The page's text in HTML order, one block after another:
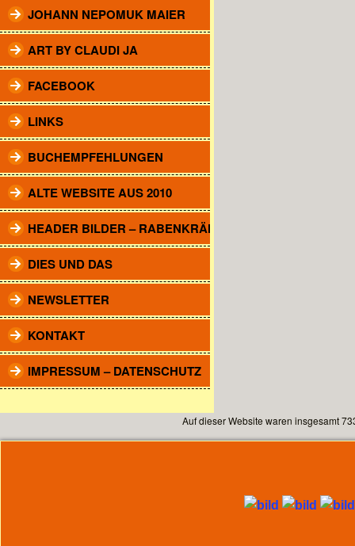
JOHANN NEPOMUK MAIER
ART BY CLAUDI JA
FACEBOOK
LINKS
BUCHEMPFEHLUNGEN
ALTE WEBSITE AUS 2010
HEADER BILDER – RABENKRÄHEN
DIES UND DAS
NEWSLETTER
KONTAKT
IMPRESSUM – DATENSCHUTZ
Auf dieser Website waren insgesamt